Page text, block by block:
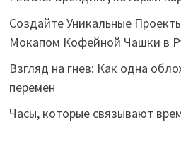
Создайте Уникальные
Мокапом Кофейной Чашки в
Взгляд на гнев: Как одна
перемен
Часы, которые связывают